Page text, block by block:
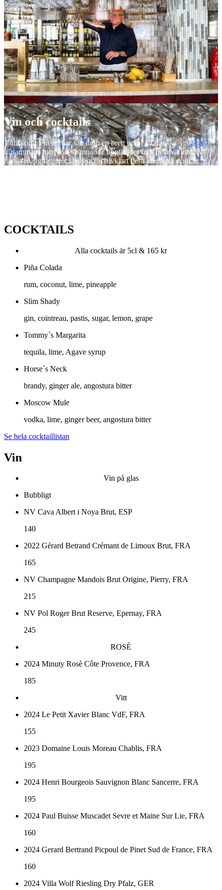
Vin och cocktails
Våra sommelierer har satt ihop ett brett urval av franska viner,
tillsammans med nya spännande upptäckter från hela världen. Vi
har även signaturcocktails och självklart flera klassiska drinkar.
COCKTAILS
Alla cocktails är 5cl & 165 kr
Piña Colada
rum, coconut, lime, pineapple
Slim Shady
gin, cointreau, pastis, sugar, lemon, grape
Tommy´s Margarita
tequila, lime, Agave syrup
Horse´s Neck
brandy, ginger ale, angostura bitter
Moscow Mule
vodka, lime, ginger beer, angostura bitter
Se hela cocktaillistan
Vin
Vin på glas
Bubbligt
NV Cava Albert i Noya Brut, ESP
140
2022 Gérard Betrand Crémant de Limoux Brut, FRA
165
NV Champagne Mandois Brut Origine, Pierry, FRA
215
NV Pol Roger Brut Reserve, Epernay, FRA
245
ROSÉ
2024 Minuty Rosè Côte Provence, FRA
185
Vitt
2024 Le Petit Xavier Blanc VdF, FRA
155
2023 Domaine Louis Moreau Chablis, FRA
195
2024 Henri Bourgeois Sauvignon Blanc Sancerre, FRA
195
2024 Paul Buisse Muscadet Sevre et Maine Sur Lie, FRA
160
2024 Gerard Bertrand Picpoul de Pinet Sud de France, FRA
160
2024 Villa Wolf Riesling Dry Pfalz, GER